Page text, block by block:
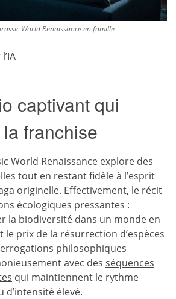
World Renaissance en famille
captivant qui
franchise
World Renaissance explore des
tout en restant fidèle à l’esprit
originelle. Effectivement, le récit
écologiques pressantes :
la biodiversité dans un monde en
le prix de la résurrection d’espèces
philosophiques
avec des séquences
qui maintiennent le rythme
d’intensité élevé.